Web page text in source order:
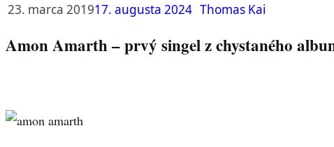
23. marca 201917. augusta 2024 Thomas Kai
Amon Amarth – prvý singel z chystaného